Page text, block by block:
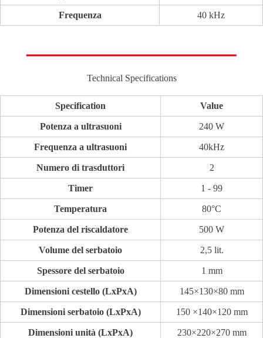
Frequenza 40 kHz
Technical Specifications
Specification Value
Potenza a ultrasuoni 240 W
Frequenza a ultrasuoni 40kHz
Numero di trasduttori 2
Timer 1 - 99
Temperatura 80°C
Potenza del riscaldatore 500 W
Volume del serbatoio 2,5 lit.
Spessore del serbatoio 1 mm
Dimensioni cestello (LxPxA) 145×130×80 mm
Dimensioni serbatoio (LxPxA) 150 ×140×120 mm
Dimensioni unità (LxPxA) 230×220×270 mm